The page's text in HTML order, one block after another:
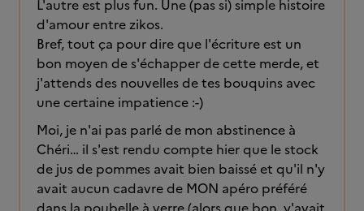
L'autre est plus fun. Une (pas si) simple histoire
d'amour entre zikos.
Bref, tout ça pour dire que l'écriture est un
bon moyen de s'échapper de cette merde, et
j'attends des nouvelles de tes bouquins avec
une certaine impatience :-)
Moi, je n'ai pas parlé de mon abstinence à
Chéri… il s'est rendu compte hier que le stock
de jus de pommes avait bien baissé et qu'il n'y
avait aucun cadavre de MON apéro préféré